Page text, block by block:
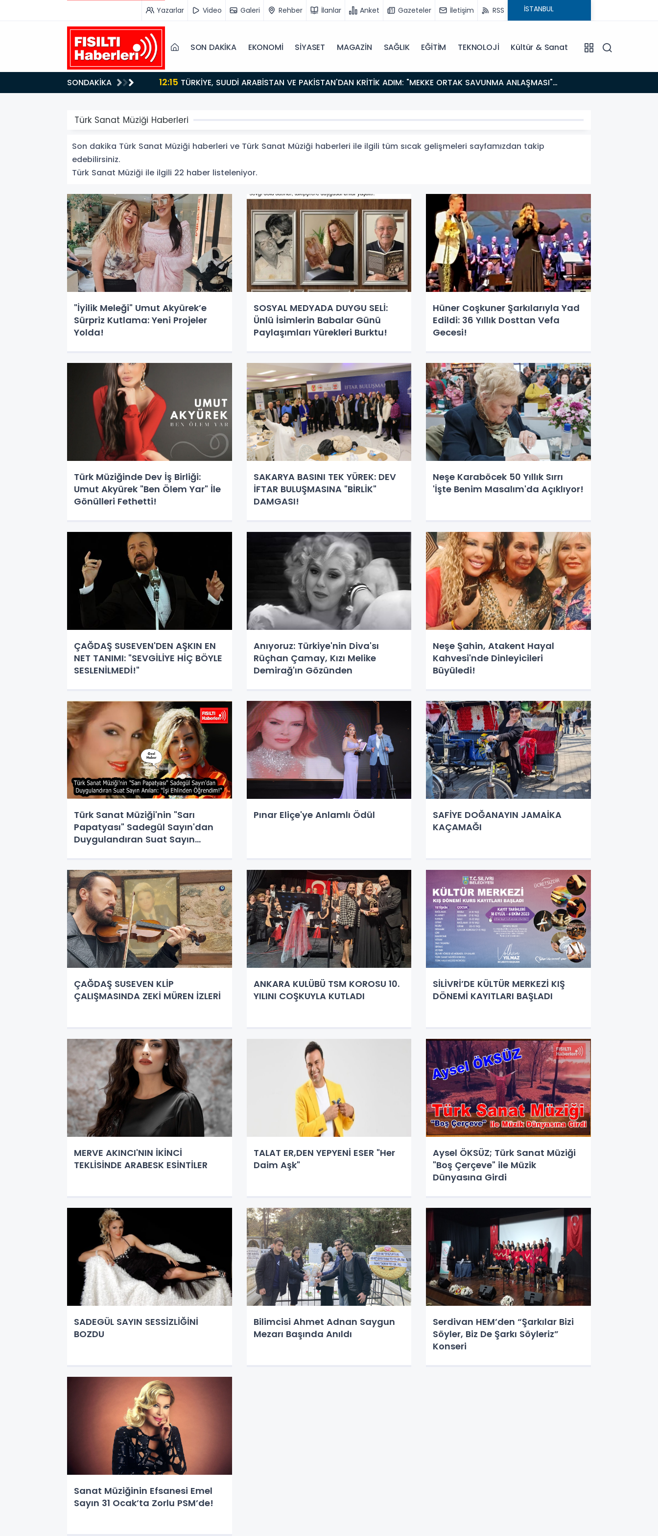
Yazarlar Video Galeri Rehber İlanlar Anket Gazeteler İletişim RSS
SON DAKİKA EKONOMİ SİYASET MAGAZİN SAĞLIK EĞİTİM TEKNOLOJİ Kültür & Sanat
SONDAKİKA 12:15
İMZALANDI!
Uyanacağız"
Türk Sanat Müziği Haberleri
Son dakika Türk Sanat Müziği haberleri ve Türk Sanat Müziği haberleri ile ilgili tüm sıcak gelişmeleri sayfamızdan takip
edebilirsiniz.
Türk Sanat Müziği ile ilgili 22 haber listeleniyor.
"İyilik Meleği" Umut Akyürek’e
Sürpriz Kutlama: Yeni Projeler
Yolda!
SOSYAL MEDYADA DUYGU SELİ:
Ünlü İsimlerin Babalar Günü
Paylaşımları Yürekleri Burktu!
Hüner Coşkuner Şarkılarıyla Yad
Edildi: 36 Yıllık Dosttan Vefa
Gecesi!
Türk Müziğinde Dev İş Birliği:
Umut Akyürek "Ben Ölem Yar" İle
Gönülleri Fethetti!
SAKARYA BASINI TEK YÜREK: DEV
İFTAR BULUŞMASINA "BİRLİK"
DAMGASI!
Neşe Karaböcek 50 Yıllık Sırrı
'İşte Benim Masalım'da Açıklıyor!
ÇAĞDAŞ SUSEVEN'DEN AŞKIN EN
NET TANIMI: "SEVGİLİYE HİÇ BÖYLE
SESLENİLMEDİ!"
Anıyoruz: Türkiye'nin Diva'sı
Rüçhan Çamay, Kızı Melike
Demirağ'ın Gözünden
Neşe Şahin, Atakent Hayal
Kahvesi'nde Dinleyicileri
Büyüledi!
Türk Sanat Müziği'nin "Sarı
Papatyası" Sadegül Sayın'dan
Duygulandıran Suat Sayın
Pınar Eliçe'ye Anlamlı Ödül
SAFİYE DOĞANAYIN JAMAİKA
KAÇAMAĞI
ÇAĞDAŞ SUSEVEN KLİP
ÇALIŞMASINDA ZEKİ MÜREN İZLERİ
ANKARA KULÜBÜ TSM KOROSU 10.
YILINI COŞKUYLA KUTLADI
SİLİVRİ’DE KÜLTÜR MERKEZİ KIŞ
DÖNEMİ KAYITLARI BAŞLADI
MERVE AKINCI'NIN İKİNCİ
TEKLİSİNDE ARABESK ESİNTİLER
TALAT ER,DEN YEPYENİ ESER "Her
Daim Aşk"
Aysel ÖKSÜZ; Türk Sanat Müziği
"Boş Çerçeve" ile Müzik
Dünyasına Girdi
SADEGÜL SAYIN SESSİZLİĞİNİ
BOZDU
Bilimcisi Ahmet Adnan Saygun
Mezarı Başında Anıldı
Serdivan HEM’den “Şarkılar Bizi
Söyler, Biz De Şarkı Söyleriz”
Konseri
Sanat Müziğinin Efsanesi Emel
Sayın 31 Ocak’ta Zorlu PSM’de!